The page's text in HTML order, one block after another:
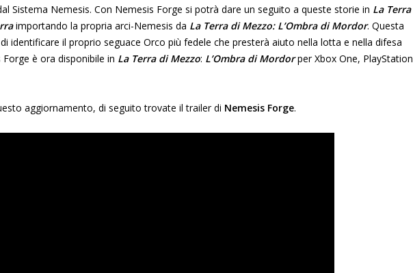
Sistema Nemesis. Con Nemesis Forge si potrà dare un seguito a queste storie in La Terra
importando la propria arci-Nemesis da La Terra di Mezzo: L’Ombra di Mordor. Questa
identificare il proprio seguace Orco più fedele che presterà aiuto nella lotta e nella difesa
è ora disponibile in La Terra di Mezzo: L’Ombra di Mordorper Xbox One, PlayStation
aggiornamento, di seguito trovate il trailer di Nemesis Forge.